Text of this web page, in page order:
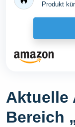
Produkt
Aktuelle
Bereich